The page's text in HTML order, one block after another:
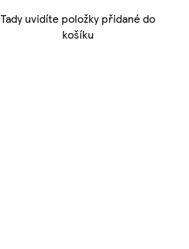
Tady uvidíte položky přidané do
košíku